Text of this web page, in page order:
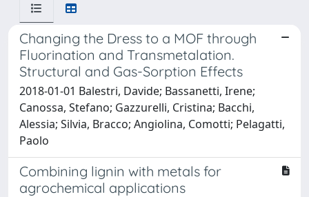
Changing the Dress to a MOF through
Fluorination and Transmetalation.
Structural and Gas-Sorption Effects
2018-01-01 Balestri, Davide; Bassanetti, Irene;
Canossa, Stefano; Gazzurelli, Cristina; Bacchi,
Alessia; Silvia, Bracco; Angiolina, Comotti; Pelagatti,
Paolo
Combining lignin with metals for
agrochemical applications